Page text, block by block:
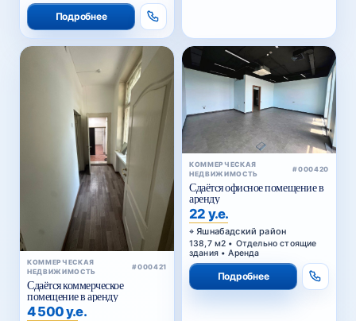
Подробнее
КОММЕРЧЕСКАЯ
НЕДВИЖИМОСТЬ
#000421
Сдаётся коммерческое
помещение в аренду
4 500 у.е.
КОММЕРЧЕСКАЯ
НЕДВИЖИМОСТЬ
#000420
Сдаётся офисное помещение в
аренду
22 у.е.
Яшнабадский район
138,7 м2 • Отдельно стоящие
здания • Аренда
Подробнее